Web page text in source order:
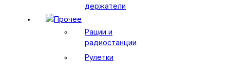
держатели
Прочее
Рации и
радиостанции
Рулетки